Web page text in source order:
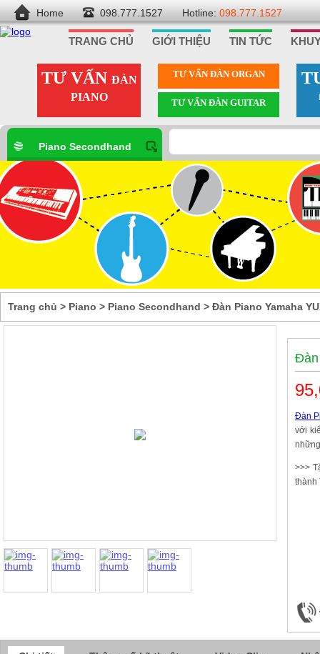
Home 098.777.1527 Hotline: 098.777.1527
TRANG CHỦ GIỚI THIỆU TIN TỨC
TƯ VẤN ĐÀN
PIANO
TƯ VẤN ÐÀN ORGAN
TƯ VẤN ÐÀN GUITAR
Piano Secondhand
Trang chủ > Piano > Piano Secondhand > Đàn Piano Yamaha
Đàn
Đàn
với
>>>
thành